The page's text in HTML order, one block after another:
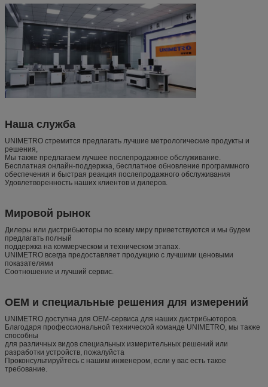
Наша служба
UNIMETRO стремится предлагать лучшие метрологические продукты и
решения,
Мы также предлагаем лучшее послепродажное обслуживание.
Бесплатная онлайн-поддержка, бесплатное обновление программного
обеспечения и быстрая реакция послепродажного обслуживания
Удовлетворенность наших клиентов и дилеров.
Мировой рынок
Дилеры или дистрибьюторы по всему миру приветствуются и мы будем
предлагать полный
поддержка на коммерческом и техническом этапах.
UNIMETRO всегда предоставляет продукцию с лучшими ценовыми
показателями
Соотношение и лучший сервис.
OEM и специальные решения для измерений
UNIMETRO доступна для OEM-сервиса для наших дистрибьюторов.
Благодаря профессиональной технической команде UNIMETRO, мы также
способны
для различных видов специальных измерительных решений или
разработки устройств, пожалуйста
Проконсультируйтесь с нашим инженером, если у вас есть такое
требование.